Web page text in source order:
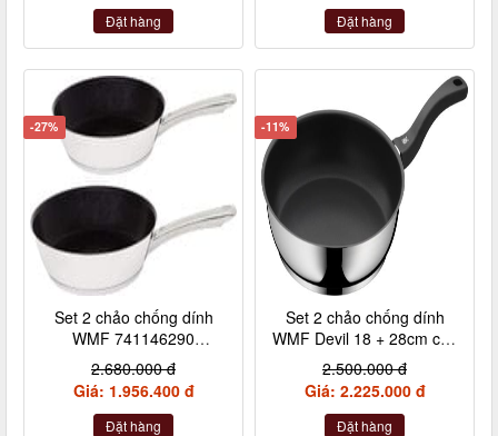
Đặt hàng Đặt hàng
-27%
Set 2 chảo chống dính
WMF 741146290
24+28cm cán inox nội địa
Đức
2.680.000 đ
Giá: 1.956.400 đ
Đặt hàng
-11%
Set 2 chảo chống dính
WMF Devil 18 + 28cm cán
nhựa
2.500.000 đ
Giá: 2.225.000 đ
Đặt hàng